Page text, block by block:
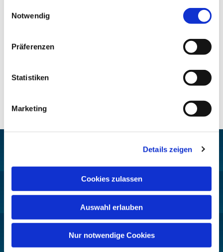
Notwendig
Präferenzen
Statistiken
Marketing
Details zeigen
Cookies zulassen
Auswahl erlauben
Nur notwendige Cookies
Dies könnte Sie auch
Wilmersdorf-Friedenau
Ludwigkirchplatz 10
10719 Berlin